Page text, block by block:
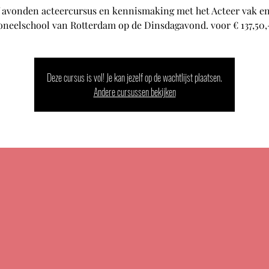
acteercursus en kennismaking met het Acteer vak
Deze cursus is vol! Je kan jezelf op de wachtlijst plaatsen.
Andere cursussen bekijken